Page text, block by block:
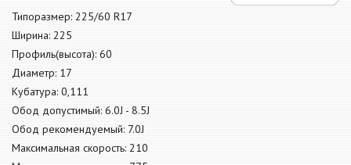
Типоразмер: 225/60 R17
Ширина: 225
Профиль(высота): 60
Диаметр: 17
Кубатура: 0,111
Обод допустимый: 6.0J - 8.5J
Обод рекомендуемый: 7.0J
Максимальная скорость: 210